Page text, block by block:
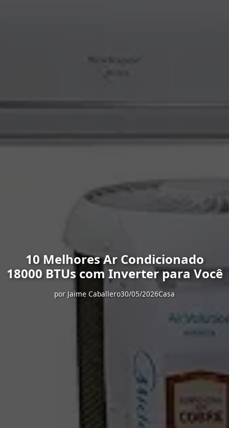
10 Melhores Ar Condicionado
18000 BTUs com Inverter para Você
por Jaime Caballero30/05/2026Casa